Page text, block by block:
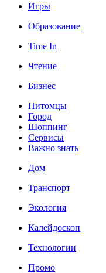
Игры
Образование
Time In
Чтение
Бизнес
Питомцы
Город
Шоппинг
Сервисы
Важно знать
Дом
Транспорт
Экология
Калейдоскоп
Технологии
Промо